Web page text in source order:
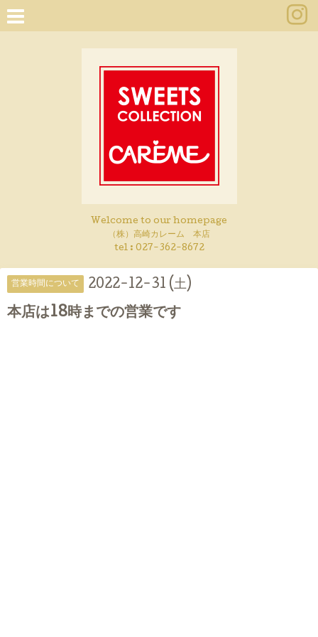
Welcome to our homepage
（株）高崎カレーム 本店
tel : 027-362-8672
営業時間について 2022-12-31 (土)
本店は18時までの営業です